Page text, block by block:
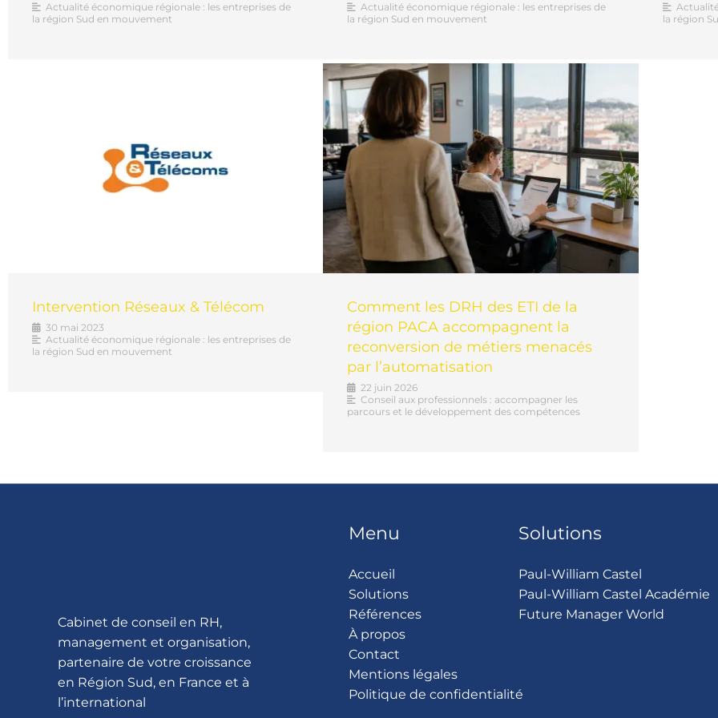
Actualité économique régionale : les entreprises de
la région Sud en mouvement
Actualité économique régionale : les entreprises de
la région Sud en mouvement
la région
Intervention Réseaux & Télécom
30 mai 2023
Actualité économique régionale : les entreprises de
la région Sud en mouvement
Comment les DRH des ETI de la
région PACA accompagnent la
reconversion de métiers menacés
par l’automatisation
22 juin 2026
Conseil aux professionnels : accompagner les
parcours et le développement des compétences
Cabinet de conseil en RH,
management et organisation,
partenaire de votre croissance
en Région Sud, en France et à
l’international
Menu
Accueil
Solutions
Références
À propos
Contact
Mentions légales
Politique de confidentialité
Solutions
Paul-William Castel
Paul-William Castel Académie
Future Manager World